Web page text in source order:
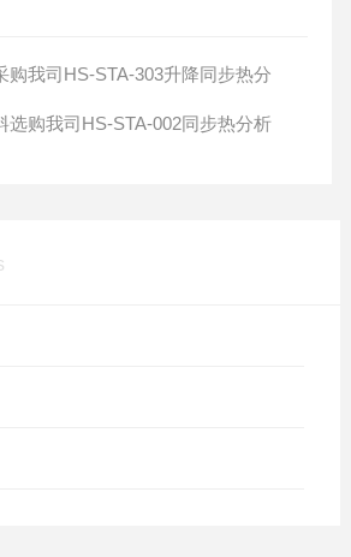
购我司HS-STA-303升降同步热分
选购我司HS-STA-002同步热分析